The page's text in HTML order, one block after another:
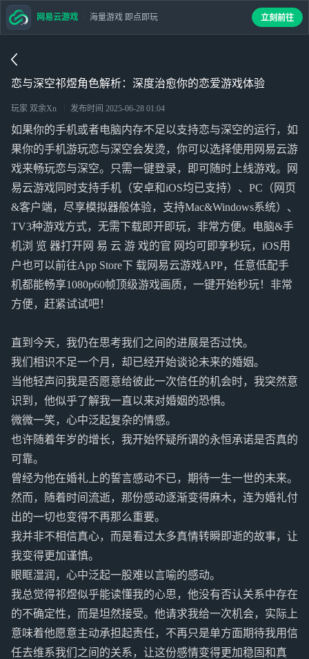
恋与深空祁煜角色解析：深度治愈你的恋爱游戏体验
玩家 双余Xn 发布时间 2025-06-28 01:04
如果你的手机或者电脑内存不足以支持恋与深空的运行，如
果你的手机游玩恋与深空会发烫，你可以选择使用网易云游
戏来畅玩恋与深空。只需一键登录，即可随时上线游戏。网
易云游戏同时支持手机（安卓和iOS均已支持）、PC（网页
&客户端，尽享模拟器般体验，支持Mac&Windows系统）、
TV3种游戏方式，无需下载即开即玩，非常方便。电脑&手
机浏 览 器打开网 易 云 游 戏的官 网均可即享秒玩，iOS用
户也可以前往App Store下 载网易云游戏APP，任意低配手
机都能畅享1080p60帧顶级游戏画质，一键开始秒玩！非常
方便，赶紧试试吧！
直到今天，我仍在思考我们之间的进展是否过快。
我们相识不足一个月，却已经开始谈论未来的婚姻。
当他轻声问我是否愿意给彼此一次信任的机会时，我突然意
识到，他似乎了解我一直以来对婚姻的恐惧。
微微一笑，心中泛起复杂的情感。
也许随着年岁的增长，我开始怀疑所谓的永恒承诺是否真的
可靠。
曾经为他在婚礼上的誓言感动不已，期待一生一世的未来。
然而，随着时间流逝，那份感动逐渐变得麻木，连为婚礼付
出的一切也变得不再那么重要。
我并非不相信真心，而是看过太多真情转瞬即逝的故事，让
我变得更加谨慎。
眼眶湿润，心中泛起一股难以言喻的感动。
我总觉得祁煜似乎能读懂我的心思，他没有否认关系中存在
的不确定性，而是坦然接受。他请求我给一次机会，实际上
意味着他愿意主动承担起责任，不再只是单方面期待我用信
任去维系我们之间的关系，让这份感情变得更加稳固和真
网易云游戏 海量游戏 即点即玩 立刻前往